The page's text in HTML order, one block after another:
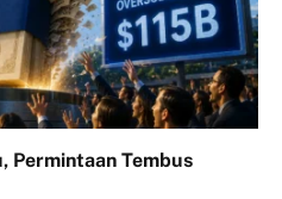
Permintaan Tembus